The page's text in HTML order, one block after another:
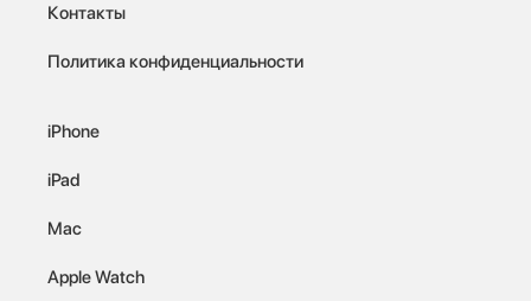
Контакты
Политика конфиденциальности
iPhone
iPad
Mac
Apple Watch